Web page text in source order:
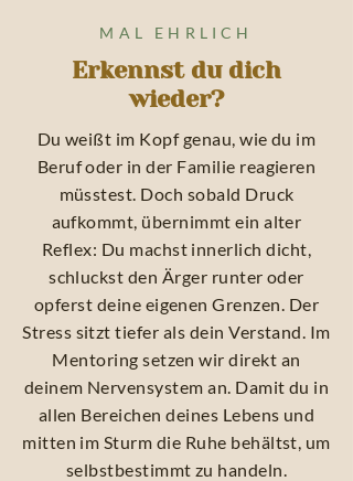
MAL EHRLICH
Erkennst du dich
wieder?
Du weißt im Kopf genau, wie du im
Beruf oder in der Familie reagieren
müsstest. Doch sobald Druck
aufkommt, übernimmt ein alter
Reflex: Du machst innerlich dicht,
schluckst den Ärger runter oder
opferst deine eigenen Grenzen. Der
Stress sitzt tiefer als dein Verstand. Im
Mentoring setzen wir direkt an
deinem Nervensystem an. Damit du in
allen Bereichen deines Lebens und
mitten im Sturm die Ruhe behältst, um
selbstbestimmt zu handeln.